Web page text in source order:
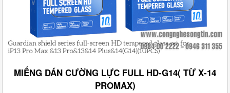
MIẾNG DÁN CƯỜNG LỰC FULL HD-G14( TỪ X-14
PROMAX)